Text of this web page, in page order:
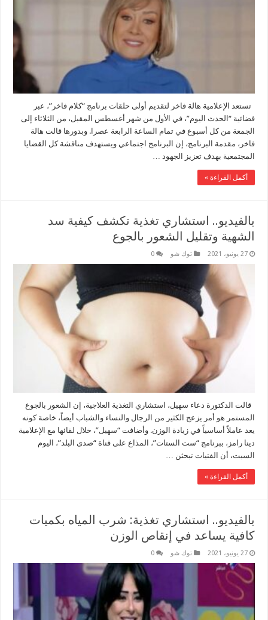
تستعد الإعلامية هالة فاخر لتقديم أولى حلقات برنامج “كلام فاخر”، عبر
فضائية “الحدث اليوم”، في الأول من شهر أغسطس المقبل، من الثلاثاء إلى
الجمعة من كل أسبوع في تمام الساعة الرابعة عصرا. وبدورها قالت هالة
فاخر، مقدمة البرنامج، إن البرنامج اجتماعي ويستهدف مناقشة كل القضايا
المجتمعية بهدف تعزيز الجهود …
أكمل القراءة »
بالفيديو.. استشاري تغذية تكشف كيفية سد
الشهية وتقليل الشعور بالجوع
27 يونيو، 2021 توك شو 0
قالت الدكتورة دعاء سهيل، استشاري التغذية العلاجية، إن الشعور بالجوع
المستمر هو أمر يزعج الكثير من الرجال والنساء والشباب أيضاً، خاصة كونه
يعد عاملاً أساسياً في زيادة الوزن. وأضافت “سهيل”، خلال لقائها مع الإعلامية
دينا رامز، ببرنامج “ست الستات”، المذاع على قناة “صدى البلد”، اليوم
السبت، أن الفتيات تبحثن …
أكمل القراءة »
بالفيديو.. استشاري تغذية: شرب المياه بكميات
كافية يساعد في إنقاص الوزن
27 يونيو، 2021 توك شو 0